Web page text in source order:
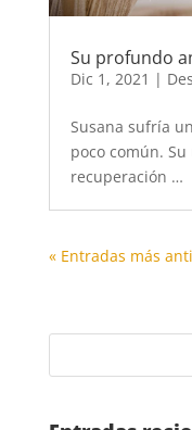
Su profundo
Dic 1, 2021 |
Susana sufría
poco común.
recuperación …
« Entradas más